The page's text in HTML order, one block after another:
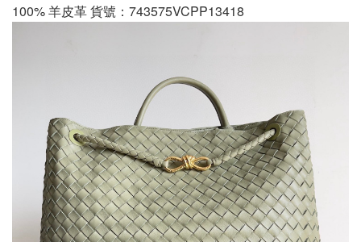
100% 羊皮革 貨號：743575VCPP13418